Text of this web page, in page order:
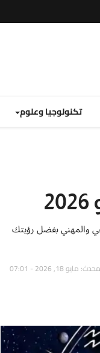
تكنولوجيا وعلوم
العاطفي والمهني بفضل رؤيتك
محدث: مايو 18, 2026 - 07:01